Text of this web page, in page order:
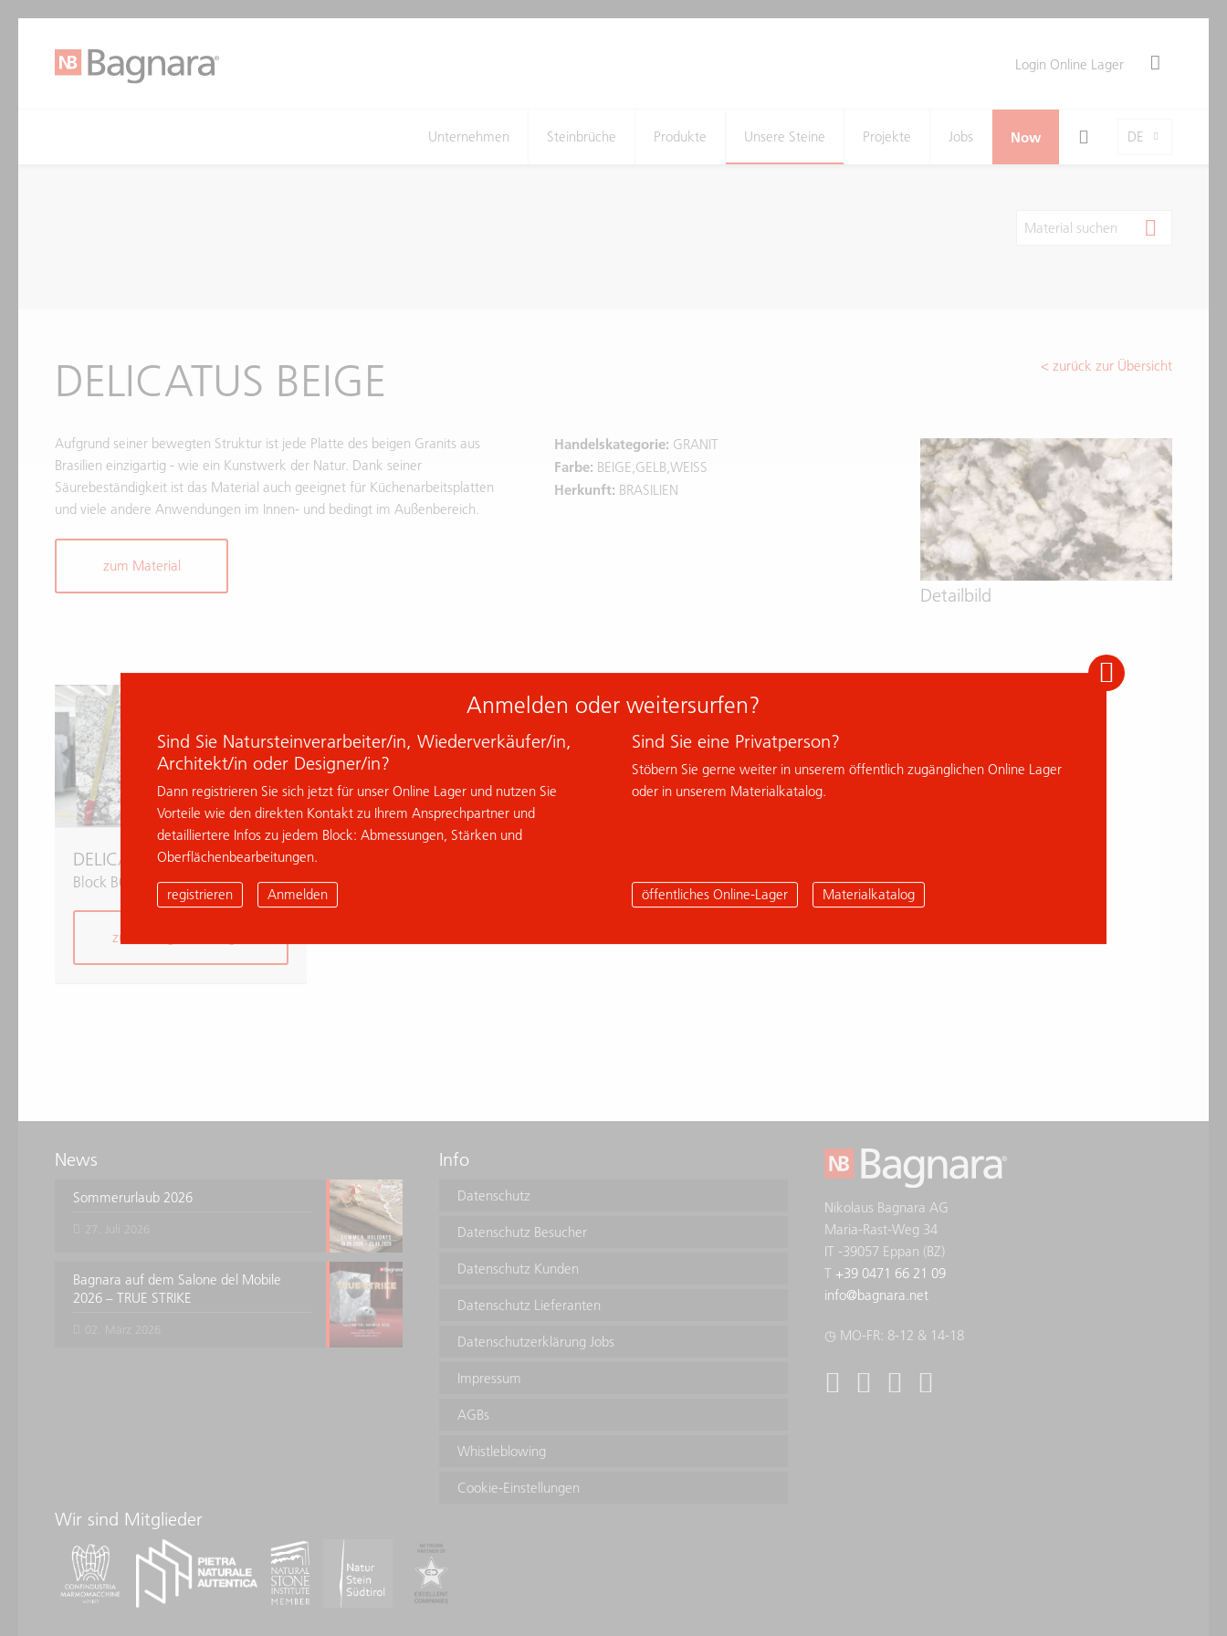
Login Online Lager
DE
Search Toggle
Unternehmen
Steinbrüche Produkte Unsere Steine Projekte Jobs Now
Material suchen
< zurück zur Übersicht
DELICATUS BEIGE
Aufgrund seiner bewegten Struktur ist jede Platte des beigen Granits aus
Brasilien einzigartig - wie ein Kunstwerk der Natur. Dank seiner
Säurebeständigkeit ist das Material auch geeignet für Küchenarbeitsplatten
und viele andere Anwendungen im Innen- und bedingt im Außenbereich.
zum Material
Handelskategorie: GRANIT
Farbe: BEIGE,GELB,WEISS
Herkunft: BRASILIEN
Detailbild
DELICATUS BEIGE
Block B035301/A
zur Anfrage hinzufügen
News
Sommerurlaub 2026
Bagnara auf dem Salone del Mobile
2026 – TRUE STRIKE
Info
Datenschutz
Datenschutz Besucher
Datenschutz Kunden
Datenschutz Lieferanten
Datenschutzerklärung Jobs
Impressum
AGBs
Whistleblowing
Cookie-Einstellungen
Nikolaus Bagnara AG
Maria-Rast-Weg 34
IT -39057 Eppan (BZ)
T +39 0471 66 21 09
info@bagnara.net
◷ MO-FR: 8-12 & 14-18
Wir sind Mitglieder
Anmelden oder weitersurfen?
Sind Sie Natursteinverarbeiter/in, Wiederverkäufer/in,
Architekt/in oder Designer/in?
Dann registrieren Sie sich jetzt für unser Online Lager und nutzen Sie
Vorteile wie den direkten Kontakt zu Ihrem Ansprechpartner und
detailliertere Infos zu jedem Block: Abmessungen, Stärken und
Oberflächenbearbeitungen.
Sind Sie eine Privatperson?
Stöbern Sie gerne weiter in unserem öffentlich zugänglichen Online Lager
oder in unserem Materialkatalog.
registrieren Anmelden öffentliches Online-Lager Materialkatalog